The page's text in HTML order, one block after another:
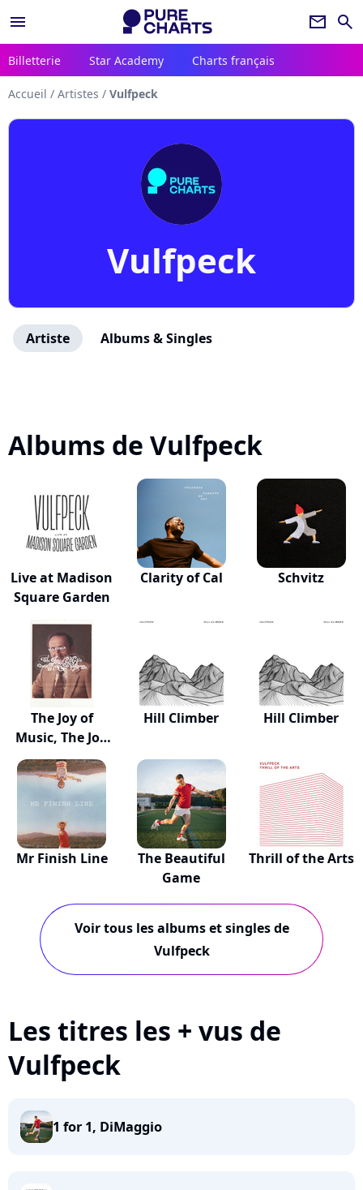
menu newsletter search
Billetterie Star Academy Charts français
Accueil / Artistes / Vulfpeck
Vulfpeck
Artiste Albums & Singles
Albums de Vulfpeck
Live at Madison
Square Garden
Clarity of Cal Schvitz
The Joy of
Music, The Job
of...
Hill Climber Hill Climber
Mr Finish Line
The Beautiful
Game
Thrill of the Arts
Voir tous les albums et singles de
Vulfpeck
Les titres les + vus de
Vulfpeck
1 for 1, DiMaggio